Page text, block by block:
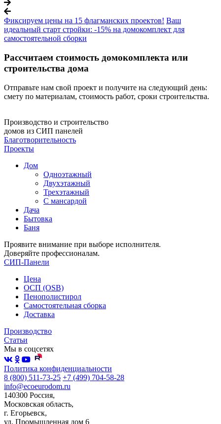
Фиксируем цены на 15 флагманских проектов! Ваш
идеальный старт стройки: -15% на домокомплект для
самостоятельной сборки
Рассчитаем стоимость домокомплекта или
строительства дома
Отправьте нам свой проект и получите на следующий день:
смету по материалам, стоимость работ, сроки строительства.
Производство и строительство
домов из СИП панелей
Благотворительность
Проекты
Дом
Одноэтажный
Двухэтажный
Трехэтажный
С мансардой
Дача
Бытовка
Баня
Проявите внимание при выборе исполнителя.
Доверяйте профессионалам.
СИП-Панели
Цена
ОСП (OSB)
Пенополистирол
Самостоятельная сборка
Доставка
Производство
Статьи
Мы в соцсетях
Политика конфиденциальности
8 (800) 511-73-25 +7 (499) 704-58-28
info@ecoeurodom.ru
140300 Россия,
Московская область,
г. Егорьевск,
ул. Промышленная дом 6